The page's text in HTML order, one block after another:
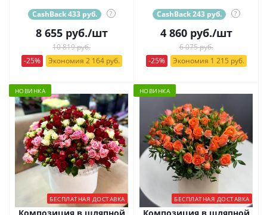
CashBack 433 руб. ?
8 655руб./шт
10 819 руб.
-25%
Экономия 2 164 руб.
CashBack 243 руб. ?
4 860руб./шт
6 075 руб.
-25%
Экономия 1 215 руб.
НОВИНКА
БЕСПЛАТНАЯ ДОСТАВКА
НОВИНКА
БЕСПЛАТНАЯ ДОСТАВКА